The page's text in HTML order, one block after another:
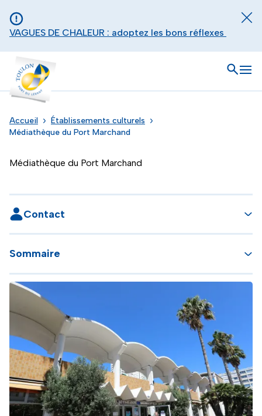
VAGUES DE CHALEUR : adoptez les bons réflexes
Toulon - Port du levant, retour à l'accueil
Ouvrir
Accueil
Établissements culturels
Médiathèque du Port Marchand
Médiathèque du Port Marchand
Contact
Sommaire